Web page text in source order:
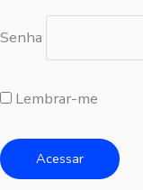
Senha
Lembrar-me